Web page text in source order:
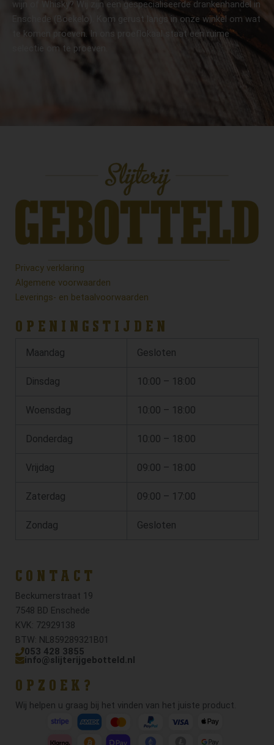
wijn of Whisky? Wij zijn een gespecialiseerde drankenhandel in
Enschede (Boekelo). Kom gerust langs in onze winkel om wat
te komen proeven. In ons proeflokaal staat een ruime
selectie om te proeven.
Privacy verklaring
Algemene voorwaarden
Leverings- en betaalvoorwaarden
OPENINGSTIJDEN
Maandag Gesloten
Dinsdag 10:00 – 18:00
Woensdag 10:00 – 18:00
Donderdag 10:00 – 18:00
Vrijdag 09:00 – 18:00
Zaterdag 09:00 – 17:00
Zondag Gesloten
CONTACT
Beckumerstraat 19
7548 BD Enschede
KVK: 72929138
BTW: NL859289321B01
053 428 3855
info@slijterijgebotteld.nl
OPZOEK?
Wij helpen u graag bij het vinden van het juiste product.